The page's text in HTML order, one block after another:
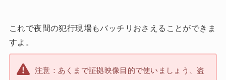
これで夜間の犯行現場もバッチリおさえることができま
すよ。
注意：あくまで証拠映像目的で使いましょう、盗